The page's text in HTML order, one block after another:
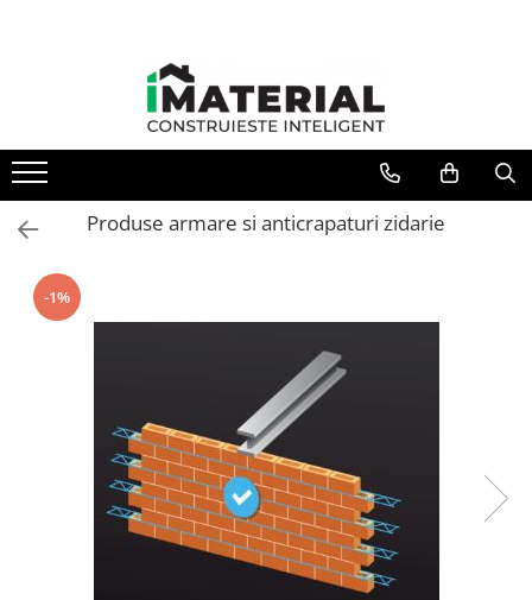
Toate Produsele
Fundație
Structură
Izolații
Produse armare si anticrapaturi zidarie
-1%